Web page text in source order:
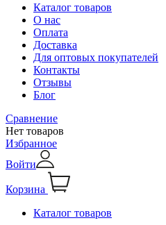
Каталог товаров
О нас
Оплата
Доставка
Для оптовых покупателей
Контакты
Отзывы
Блог
Сравнение
Нет товаров
Избранное
Войти
Корзина
Каталог товаров